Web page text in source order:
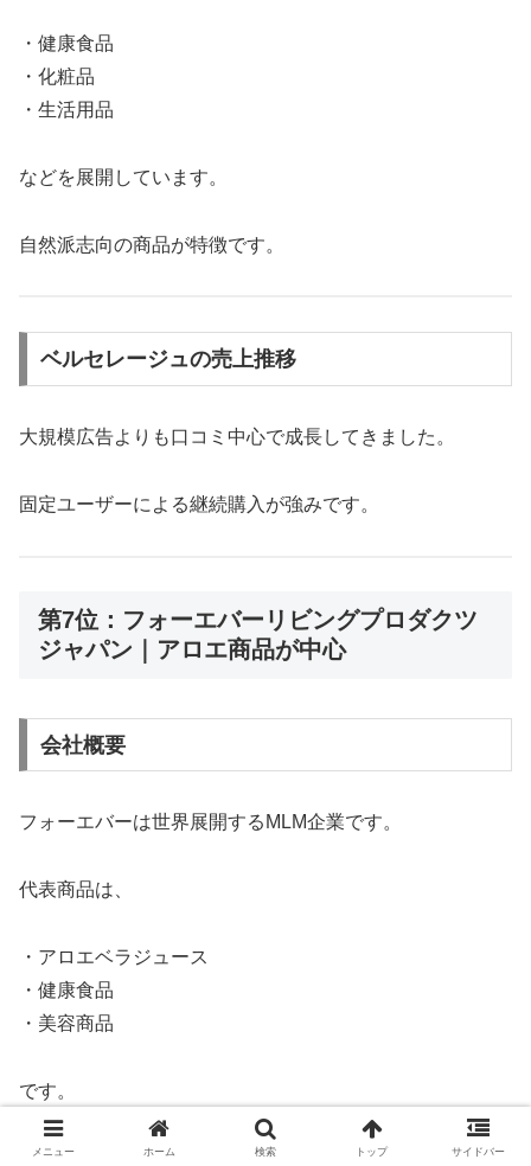
・健康食品
・化粧品
・生活用品
などを展開しています。
自然派志向の商品が特徴です。
ベルセレージュの売上推移
大規模広告よりも口コミ中心で成長してきました。
固定ユーザーによる継続購入が強みです。
第7位：フォーエバーリビングプロダクツ
ジャパン｜アロエ商品が中心
会社概要
フォーエバーは世界展開するMLM企業です。
代表商品は、
・アロエベラジュース
・健康食品
・美容商品
です。
メニュー ホーム 検索 トップ サイドバー